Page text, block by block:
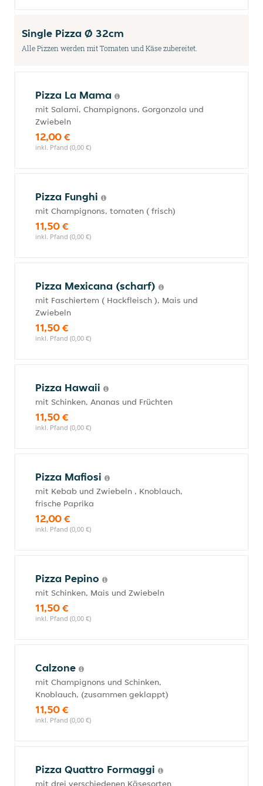
Single Pizza Ø 32cm
Alle Pizzen werden mit Tomaten und Käse zubereitet.
Pizza La Mama
mit Salami, Champignons, Gorgonzola und
Zwiebeln
12,00 €
inkl. Pfand (0,00 €)
Pizza Funghi
mit Champignons, tomaten ( frisch)
11,50 €
inkl. Pfand (0,00 €)
Pizza Mexicana (scharf)
mit Faschiertem ( Hackfleisch ), Mais und
Zwiebeln
11,50 €
inkl. Pfand (0,00 €)
Pizza Hawaii
mit Schinken, Ananas und Früchten
11,50 €
inkl. Pfand (0,00 €)
Pizza Mafiosi
mit Kebab und Zwiebeln , Knoblauch,
frische Paprika
12,00 €
inkl. Pfand (0,00 €)
Pizza Pepino
mit Schinken, Mais und Zwiebeln
11,50 €
inkl. Pfand (0,00 €)
Calzone
mit Champignons und Schinken,
Knoblauch, (zusammen geklappt)
11,50 €
inkl. Pfand (0,00 €)
Pizza Quattro Formaggi
mit drei verschiedenen Käsesorten